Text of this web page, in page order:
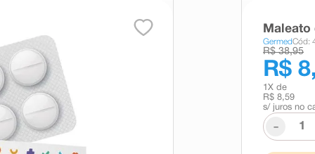
Maleato
GermedCód:
R$ 38,95
R$
1 X de
R$ 8,59
s/ juros no
-